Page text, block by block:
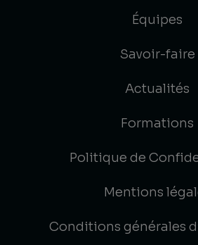
Équipes
Savoir-faire
Actualités
Formations
Politique de
Mentions
Conditions générales